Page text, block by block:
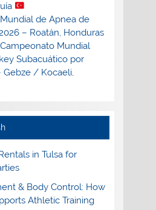
de Apnea de
– Roatán, Honduras
Mundial
Subacuático por
Gebze / Kocaeli,
in Tulsa for
& Body Control: How
Athletic Training